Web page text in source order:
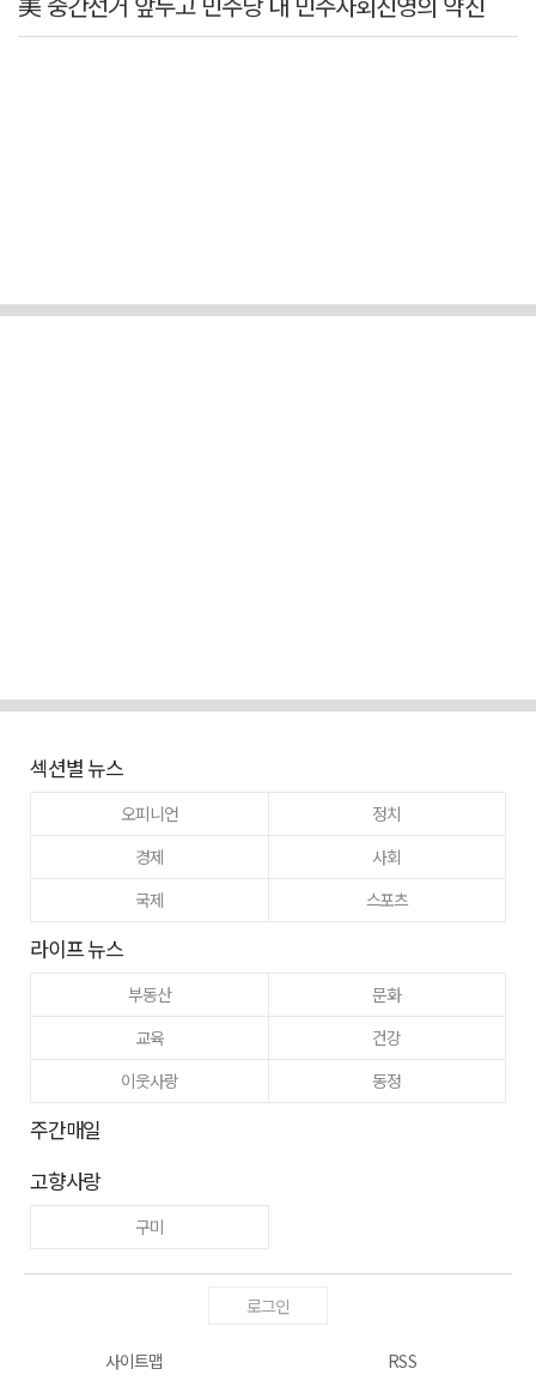
섹션별 뉴스
오피니언
정치
경제
사회
국제
스포츠
라이프 뉴스
부동산
문화
교육
건강
이웃사랑
동정
주간매일
고향사랑
구미
로그인
사이트맵 RSS